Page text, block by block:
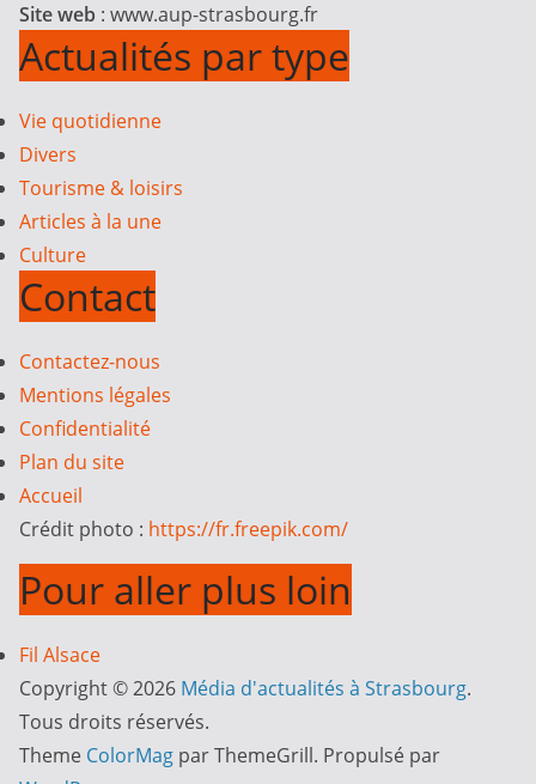
Site web : www.aup-strasbourg.fr
Actualités par type
Vie quotidienne
Divers
Tourisme & loisirs
Articles à la une
Culture
Contact
Contactez-nous
Mentions légales
Confidentialité
Plan du site
Accueil
Crédit photo : https://fr.freepik.com/
Pour aller plus loin
Fil Alsace
Copyright © 2026 Média d'actualités à Strasbourg.
Tous droits réservés.
Theme ColorMag par ThemeGrill. Propulsé par